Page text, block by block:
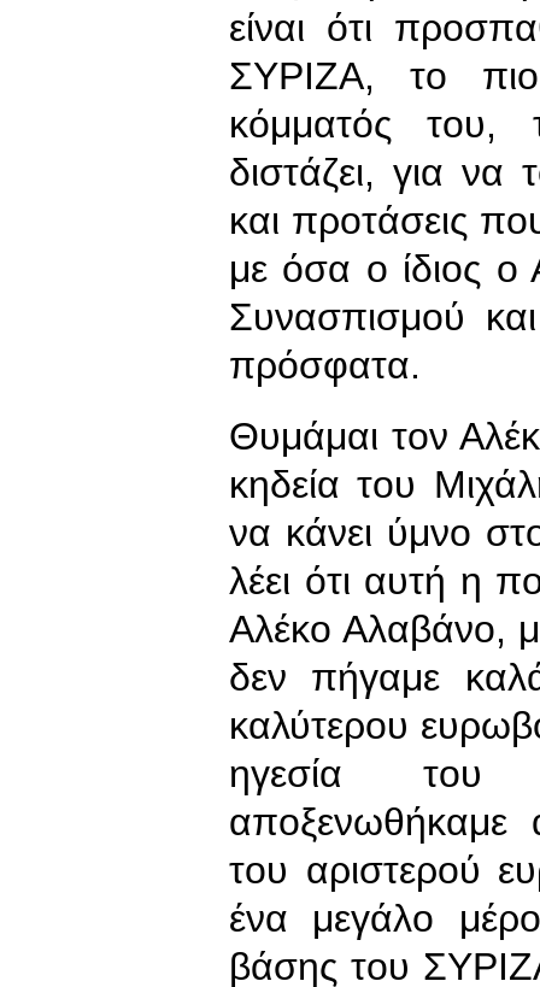
είναι ότι
ΣΥΡΙΖΑ, το πιο
κόμματός του,
διστάζει, για να
και προτάσεις
με όσα ο ίδιος
Συνασπισμού
πρόσφατα.
Θυμάμαι τον
κηδεία του
να κάνει ύμνο
λέει ότι αυτή η
Αλέκο Αλαβάνο,
δεν πήγαμε
καλύτερου
ηγεσία του
αποξενωθήκαμε
του αριστερού
ένα μεγάλο
βάσης του